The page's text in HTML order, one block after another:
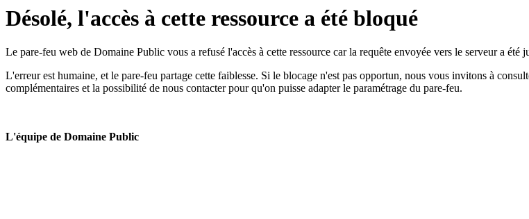
Désolé, l'accès à cette ressource a été bloqué
Le pare-feu web de Domaine Public vous a refusé l'accès à cette ressource car la requête envoyée vers le serveur a été
L'erreur est humaine, et le pare-feu partage cette faiblesse. Si le blocage n'est pas opportun, nous vous invitons à
complémentaires et la possibilité de nous contacter pour qu'on puisse adapter le paramétrage du pare-feu.
L'équipe de Domaine Public